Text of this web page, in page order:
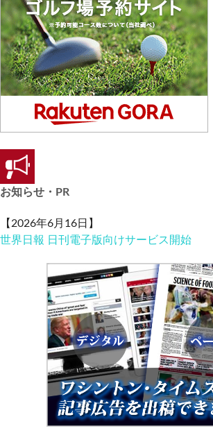
お知らせ・PR
【2026年6月16日】
世界日報 日刊電子版向けサービス開始